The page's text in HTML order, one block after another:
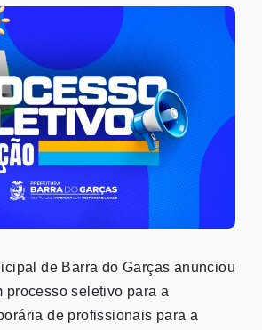
de Barra do Garças anunciou
processo seletivo para a
de profissionais para a